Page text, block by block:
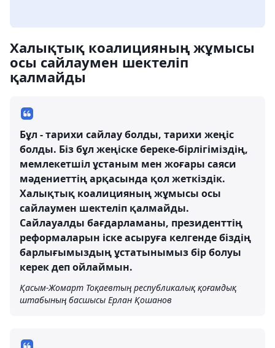
Халықтық коалицияның жұмысы
осы сайлаумен шектеліп
қалмайды
Бұл - тарихи сайлау болды, тарихи жеңіс
болды. Біз бұл жеңіске береке-бірлігіміздің,
мемлекетшіл ұстаным мен жоғары саяси
мәдениеттің арқасында қол жеткіздік.
Халықтық коалицияның жұмысы осы
сайлаумен шектеліп қалмайды.
Сайлауалды бағдарламаны, президенттің
реформаларын іске асыруға келгенде біздің
барлығымыздың ұстатынымыз бір болуы
керек деп ойлаймын.
Қасым-Жомарт Тоқаевтың республикалық қоғамдық
штабының басшысы Ерлан Қошанов